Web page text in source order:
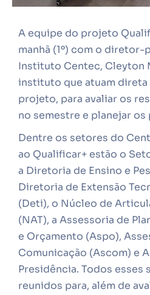
A equipe do projeto
manhã (1º) com o
Instituto Centec, Cleyton
instituto que atuam
projeto, para avaliar os
no semestre e planejar
Dentre os setores do
ao Qualificar+ estão o
a Diretoria de Ensino e
Diretoria de Extensão
(Deti), o Núcleo de
(NAT), a Assessoria de
e Orçamento (Aspo),
Comunicação (Ascom) e
Presidência. Todos esses
reunidos para, além de